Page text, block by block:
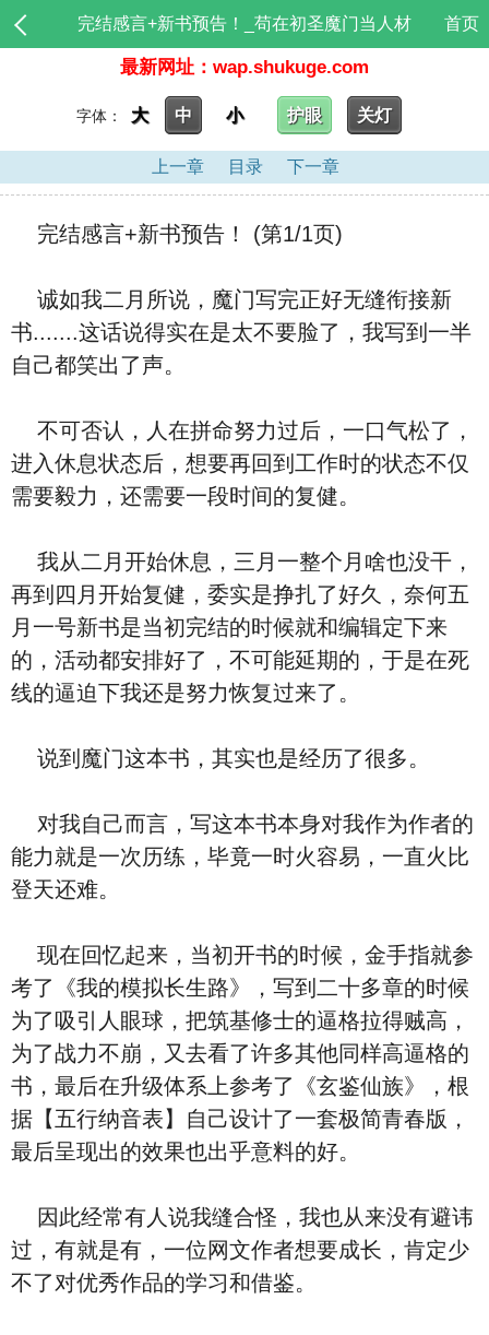
完结感言+新书预告！_苟在初圣魔门当人材 首页
最新网址：wap.shukuge.com
字体： 大 中 小 护眼 关灯
上一章 目录 下一章
完结感言+新书预告！ (第1/1页)
诚如我二月所说，魔门写完正好无缝衔接新
书.......这话说得实在是太不要脸了，我写到一半
自己都笑出了声。
不可否认，人在拼命努力过后，一口气松了，
进入休息状态后，想要再回到工作时的状态不仅
需要毅力，还需要一段时间的复健。
我从二月开始休息，三月一整个月啥也没干，
再到四月开始复健，委实是挣扎了好久，奈何五
月一号新书是当初完结的时候就和编辑定下来
的，活动都安排好了，不可能延期的，于是在死
线的逼迫下我还是努力恢复过来了。
说到魔门这本书，其实也是经历了很多。
对我自己而言，写这本书本身对我作为作者的
能力就是一次历练，毕竟一时火容易，一直火比
登天还难。
现在回忆起来，当初开书的时候，金手指就参
考了《我的模拟长生路》，写到二十多章的时候
为了吸引人眼球，把筑基修士的逼格拉得贼高，
为了战力不崩，又去看了许多其他同样高逼格的
书，最后在升级体系上参考了《玄鉴仙族》，根
据【五行纳音表】自己设计了一套极简青春版，
最后呈现出的效果也出乎意料的好。
因此经常有人说我缝合怪，我也从来没有避讳
过，有就是有，一位网文作者想要成长，肯定少
不了对优秀作品的学习和借鉴。